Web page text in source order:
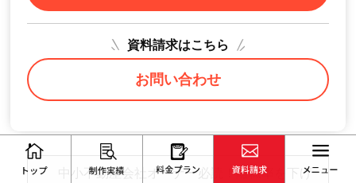
資料請求はこちら
お問い合わせ
中小不動産会社オーナー必読！離職率を下げ